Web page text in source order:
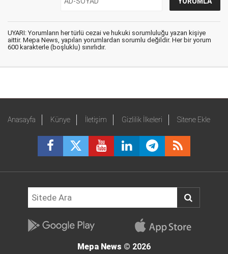
UYARI: Yorumların her türlü cezai ve hukuki sorumluluğu yazan kişiye
aittir. Mepa News, yapılan yorumlardan sorumlu değildir. Her bir yorum
600 karakterle (boşluklu) sınırlıdır.
Anasayfa Künye İletişim Gizlilik İlkeleri Sitene Ekle
Mepa News © 2026